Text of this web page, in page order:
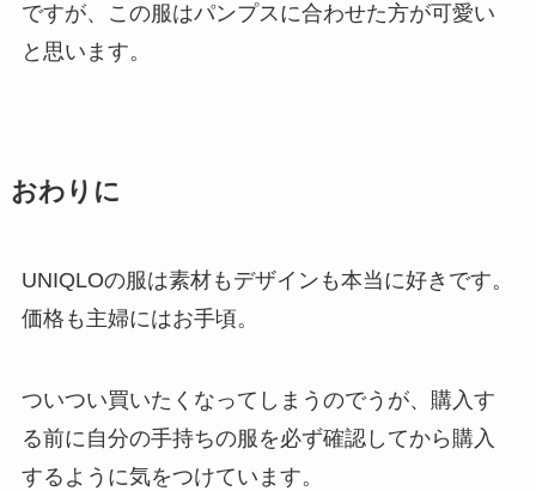
ですが、この服はパンプスに合わせた方が可愛い
と思います。
おわりに
UNIQLOの服は素材もデザインも本当に好きです。
価格も主婦にはお手頃。
ついつい買いたくなってしまうのでうが、購入す
る前に自分の手持ちの服を必ず確認してから購入
するように気をつけています。